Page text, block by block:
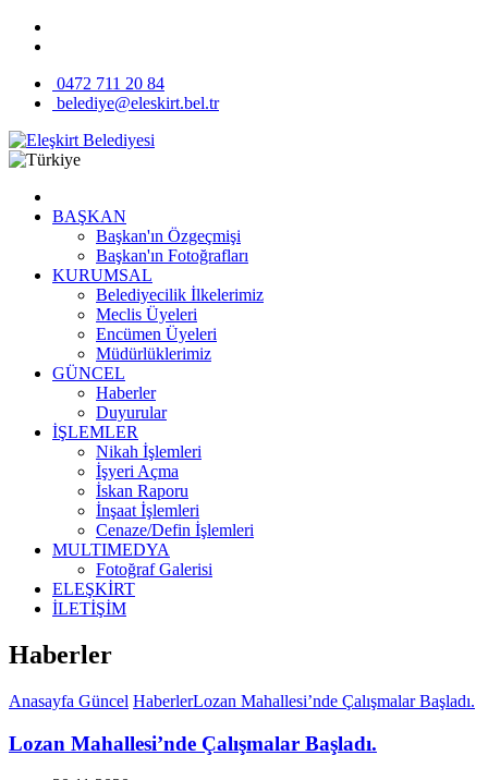
0472 711 20 84
belediye@eleskirt.bel.tr
BAŞKAN
Başkan'ın Özgeçmişi
Başkan'ın Fotoğrafları
KURUMSAL
Belediyecilik İlkelerimiz
Meclis Üyeleri
Encümen Üyeleri
Müdürlüklerimiz
GÜNCEL
Haberler
Duyurular
İŞLEMLER
Nikah İşlemleri
İşyeri Açma
İskan Raporu
İnşaat İşlemleri
Cenaze/Defin İşlemleri
MULTIMEDYA
Fotoğraf Galerisi
ELEŞKİRT
İLETİŞİM
Haberler
Anasayfa Güncel HaberlerLozan Mahallesi’nde Çalışmalar Başladı.
Lozan Mahallesi’nde Çalışmalar Başladı.